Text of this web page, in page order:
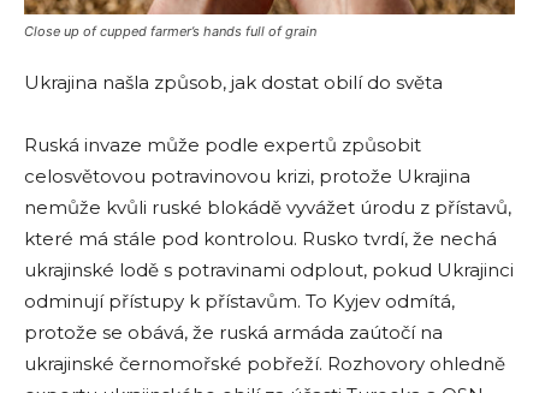
Close up of cupped farmer’s hands full of grain
Ukrajina našla způsob, jak dostat obilí do světa
Ruská invaze může podle expertů způsobit
celosvětovou potravinovou krizi, protože Ukrajina
nemůže kvůli ruské blokádě vyvážet úrodu z přístavů,
které má stále pod kontrolou. Rusko tvrdí, že nechá
ukrajinské lodě s potravinami odplout, pokud Ukrajinci
odminují přístupy k přístavům. To Kyjev odmítá,
protože se obává, že ruská armáda zaútočí na
ukrajinské černomořské pobřeží. Rozhovory ohledně